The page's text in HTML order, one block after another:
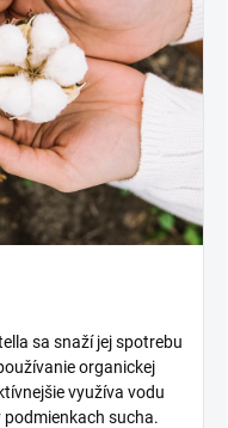
sa snaží jej spotrebu
organickej
využíva vodu
sucha.